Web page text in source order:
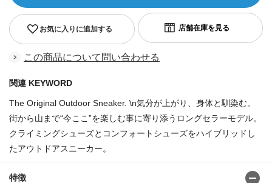
お気に入りに追加する
この商品について問い合わせる
関連 KEYWORD
The Original Outdoor Sneaker. \n気分が上がり、身体と馴染む。
街から山まで“今ここ”を楽しむ事に寄り添うロングセラーモデル。
クライミングシューズとコンフォートシューズをハイブリッドし
たアウトドアスニーカー。
特徴